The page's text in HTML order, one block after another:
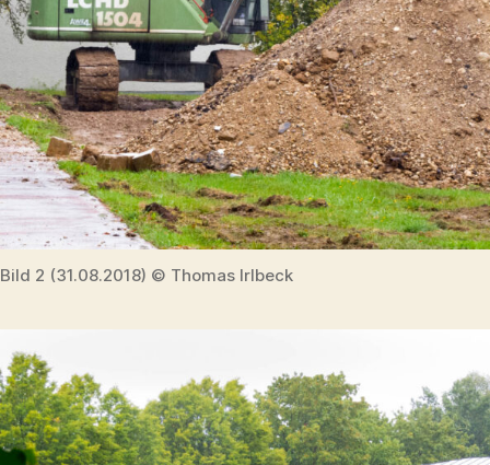
Bild 2 (31.08.2018) © Thomas Irlbeck